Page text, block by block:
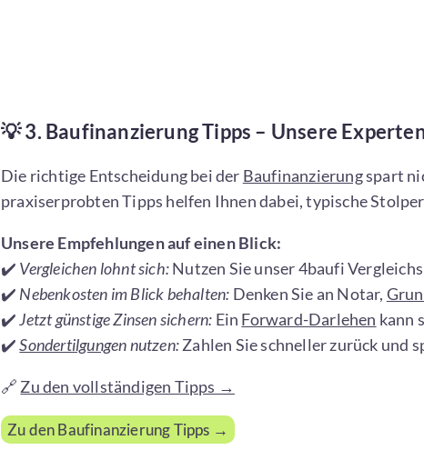
💡3. Baufinanzierung Tipps – Unsere
Die richtige Entscheidung bei der Baufinanzierungspart
praxiserprobten Tipps helfen Ihnen dabei, typische
Unsere Empfehlungen auf einen Blick:
✔️ Vergleichen lohnt sich:Nutzen Sie unser 4baufi
✔️ Nebenkosten im Blick behalten: Denken Sie an Notar,
✔️Jetzt günstige Zinsen sichern: Ein Forward-Darlehen kann
✔️Sondertilgungen nutzen:Zahlen Sie schneller zurück und
🔗 Zu den vollständigen Tipps →
Zu den Baufinanzierung Tipps →